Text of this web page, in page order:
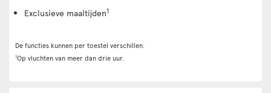
Exclusieve maaltijden1
De functies kunnen per toestel verschillen.
1Op vluchten van meer dan drie uur.